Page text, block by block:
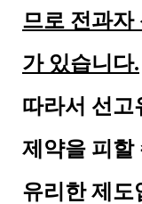
므로 전과자
가 있습니다.
따라서 선고
제약을 피할
유리한 제도